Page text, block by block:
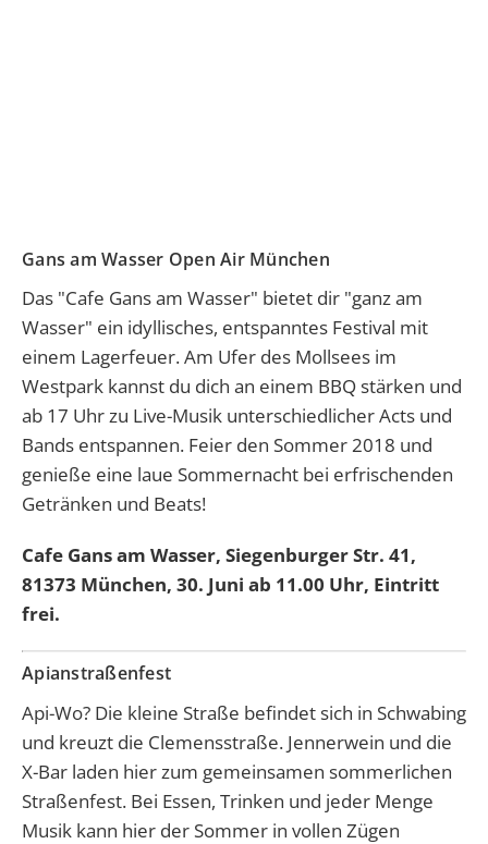
Gans am Wasser Open Air München
Das "Cafe Gans am Wasser" bietet dir "ganz am
Wasser" ein idyllisches, entspanntes Festival mit
einem Lagerfeuer. Am Ufer des Mollsees im
Westpark kannst du dich an einem BBQ stärken und
ab 17 Uhr zu Live-Musik unterschiedlicher Acts und
Bands entspannen. Feier den Sommer 2018 und
genieße eine laue Sommernacht bei erfrischenden
Getränken und Beats!
Cafe Gans am Wasser, Siegenburger Str. 41,
81373 München, 30. Juni ab 11.00 Uhr, Eintritt
frei.
Apianstraßenfest
Api-Wo? Die kleine Straße befindet sich in Schwabing
und kreuzt die Clemensstraße. Jennerwein und die
X-Bar laden hier zum gemeinsamen sommerlichen
Straßenfest. Bei Essen, Trinken und jeder Menge
Musik kann hier der Sommer in vollen Zügen